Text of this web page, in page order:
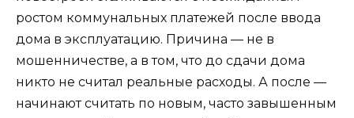
ростом коммунальных платежей после ввода
дома в эксплуатацию. Причина — не в
мошенничестве, а в том, что до сдачи дома
никто не считал реальные расходы. А после —
начинают считать по новым, часто завышенным